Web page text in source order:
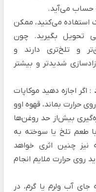
حساب می‌آید.
استفاده می‌‌کنید، ممکن
تحویل بگیرید. چون
و تلخ‌تری دارند و
شدیدتر و بیشتر
: اگر اجازه دهید موکاپات
قهوه اوو
بیش‌از حد روغن‌ها
طعم تلخ یا سوخته به
نیز چنین اثری خواهد
روی حرارت ملایم انجام
جای آب ولرم یا گرم، در